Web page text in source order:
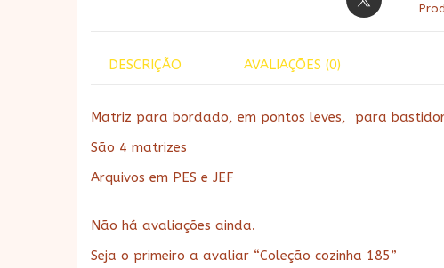
DESCRIÇÃO AVALIAÇÕES (0)
Matriz para bordado, em pontos leves, para
São 4 matrizes
Arquivos em PES e JEF
Não há avaliações ainda.
Seja o primeiro a avaliar “Coleção cozinha 185”